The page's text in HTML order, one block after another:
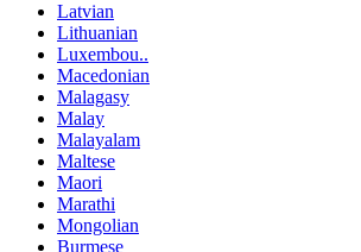
Latvian
Lithuanian
Luxembou..
Macedonian
Malagasy
Malay
Malayalam
Maltese
Maori
Marathi
Mongolian
Burmese